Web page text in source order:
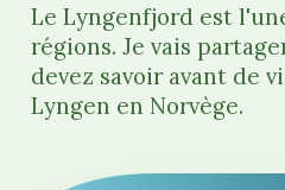
Le Lyngenfjord est
régions. Je vais
devez savoir avant de
Lyngen en Norvège.